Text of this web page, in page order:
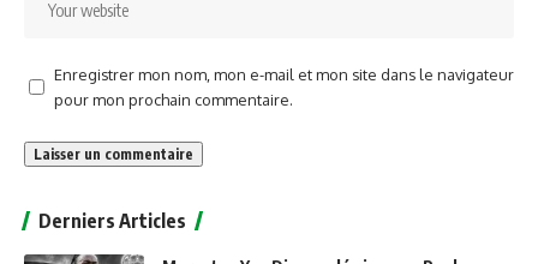
Enregistrer mon nom, mon e-mail et mon site dans le navigateur
pour mon prochain commentaire.
Derniers Articles